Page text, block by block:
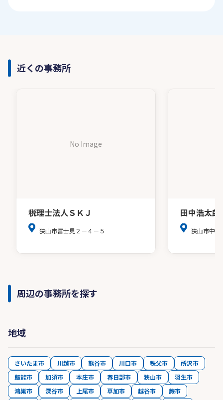
近くの事務所
No Image
税理士法人ＳＫＪ
狭山市富士見２－４－５
田中浩太
狭山市中央
周辺の事務所を探す
地域
さいたま市 川越市 熊谷市 川口市 秩父市
所沢市
飯能市
加須市 本庄市 春日部市 狭山市
羽生市
鴻巣市
深谷市 上尾市 草加市 越谷市
蕨市